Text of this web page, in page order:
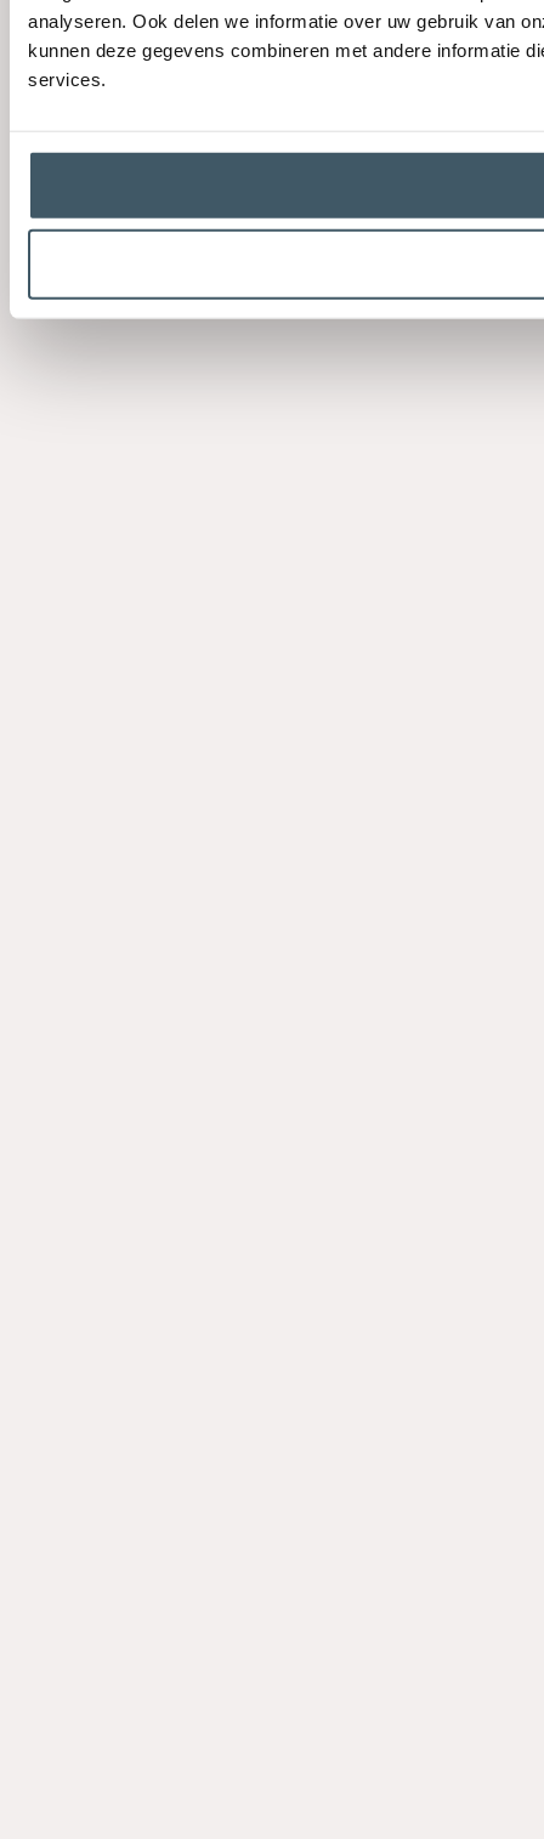
analyseren. Ook delen we informatie over uw gebruik van
kunnen deze gegevens combineren met andere informatie
services.